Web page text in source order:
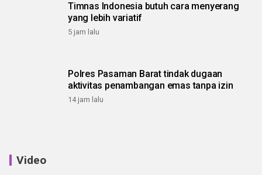
Timnas Indonesia butuh cara menyerang
yang lebih variatif
5 jam lalu
Polres Pasaman Barat tindak dugaan
aktivitas penambangan emas tanpa izin
14 jam lalu
Video